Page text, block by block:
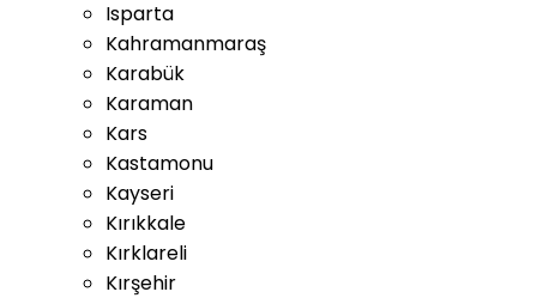
Isparta
Kahramanmaraş
Karabük
Karaman
Kars
Kastamonu
Kayseri
Kırıkkale
Kırklareli
Kırşehir